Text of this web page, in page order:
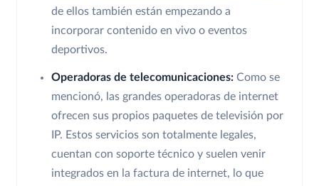
de ellos también están empezando a
incorporar contenido en vivo o eventos
deportivos.
Operadoras de telecomunicaciones: Como se
mencionó, las grandes operadoras de internet
ofrecen sus propios paquetes de televisión por
IP. Estos servicios son totalmente legales,
cuentan con soporte técnico y suelen venir
integrados en la factura de internet, lo que